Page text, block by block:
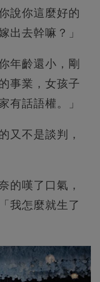
說你這麼好的
出去幹嘛？」
年齡還小，剛
事業，女孩子
有話語權。」
又不是談判，
的嘆了口氣，
我怎麼就生了